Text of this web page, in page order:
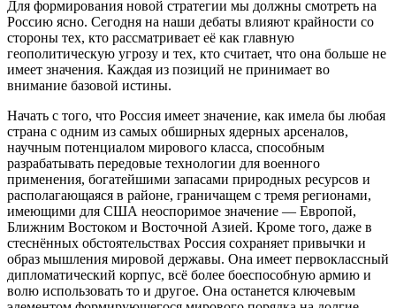
Для формирования новой стратегии мы должны смотреть на
Россию ясно. Сегодня на наши дебаты влияют крайности со
стороны тех, кто рассматривает её как главную
геополитическую угрозу и тех, кто считает, что она больше не
имеет значения. Каждая из позиций не принимает во
внимание базовой истины.
Начать с того, что Россия имеет значение, как имела бы любая
страна с одним из самых обширных ядерных арсеналов,
научным потенциалом мирового класса, способным
разрабатывать передовые технологии для военного
применения, богатейшими запасами природных ресурсов и
располагающаяся в районе, граничащем с тремя регионами,
имеющими для США неоспоримое значение — Европой,
Ближним Востоком и Восточной Азией. Кроме того, даже в
стеснённых обстоятельствах Россия сохраняет привычки и
образ мышления мировой державы. Она имеет первоклассный
дипломатический корпус, всё более боеспособную армию и
волю использовать то и другое. Она останется ключевым